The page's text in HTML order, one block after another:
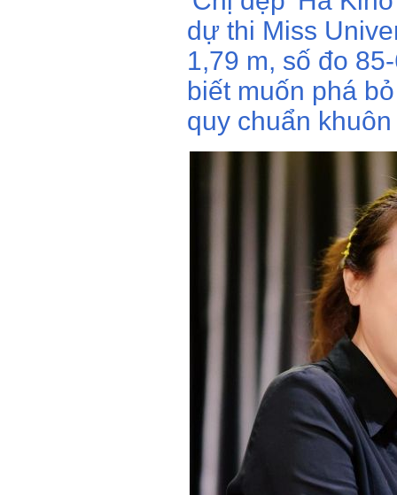
dự thi Miss
1,79 m, số đo
biết muốn phá
quy chuẩn